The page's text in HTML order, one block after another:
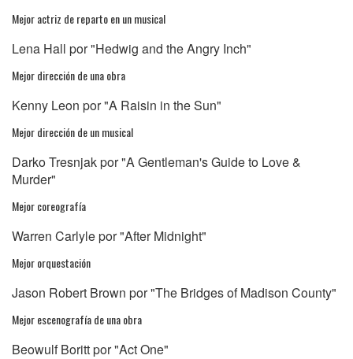
Mejor actriz de reparto en un musical
Lena Hall por "Hedwig and the Angry Inch"
Mejor dirección de una obra
Kenny Leon por "A Raisin in the Sun"
Mejor dirección de un musical
Darko Tresnjak por "A Gentleman's Guide to Love &
Murder"
Mejor coreografía
Warren Carlyle por "After Midnight"
Mejor orquestación
Jason Robert Brown por "The Bridges of Madison County"
Mejor escenografía de una obra
Beowulf Boritt por "Act One"